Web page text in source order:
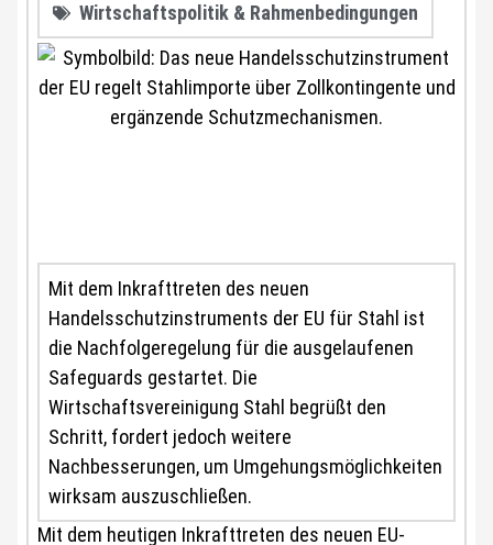
Wirtschaftspolitik & Rahmenbedingungen
Mit dem Inkrafttreten des neuen
Handelsschutzinstruments der EU für Stahl ist
die Nachfolgeregelung für die ausgelaufenen
Safeguards gestartet. Die
Wirtschaftsvereinigung Stahl begrüßt den
Schritt, fordert jedoch weitere
Nachbesserungen, um Umgehungsmöglichkeiten
wirksam auszuschließen.
Mit dem heutigen Inkrafttreten des neuen EU-